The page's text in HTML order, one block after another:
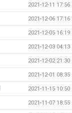
2021-12-11 17:56
2021-12-06 17:16
2021-12-05 16:19
2021-12-03 04:13
2021-12-02 21:30
2021-12-01 08:35
2021-11-15 10:50
2021-11-07 18:55